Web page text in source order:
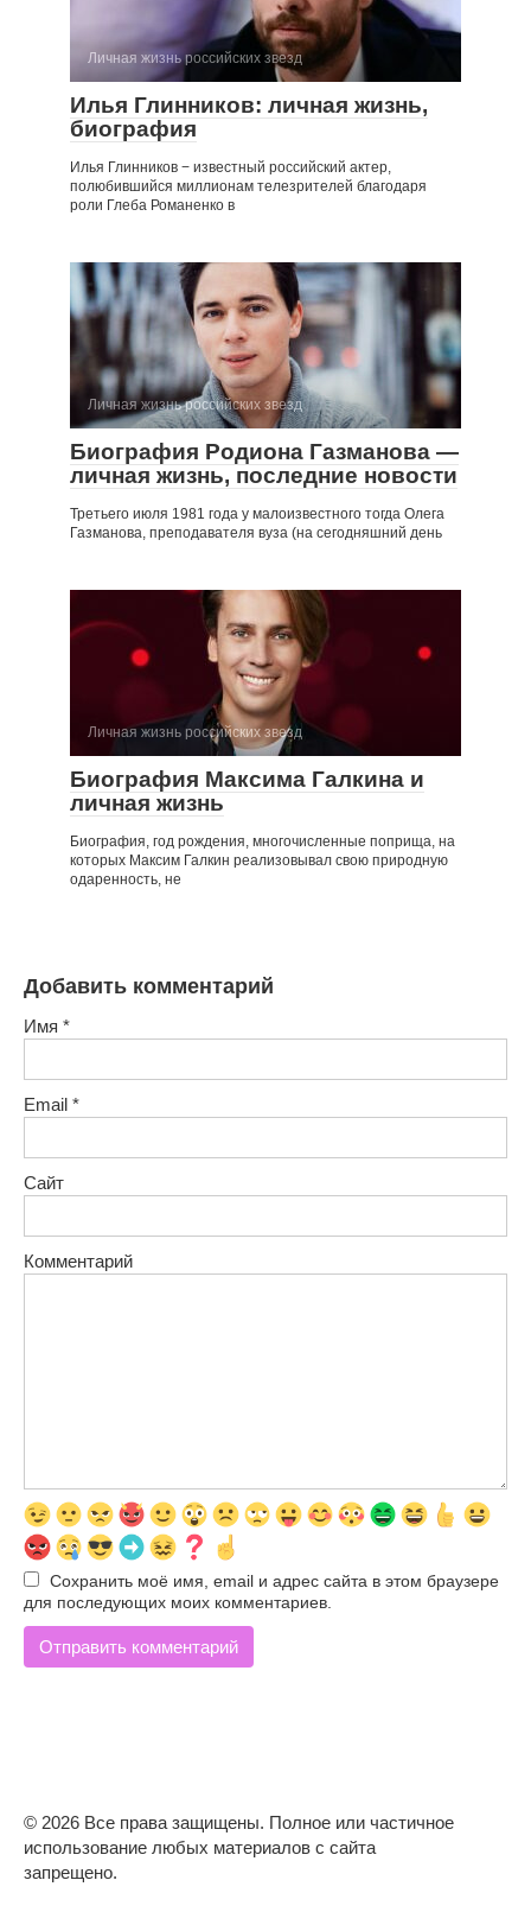
Личная жизнь российских звезд
Илья Глинников: личная жизнь,
биография
Илья Глинников − известный российский актер,
полюбившийся миллионам телезрителей благодаря
роли Глеба Романенко в
Личная жизнь российских звезд
Биография Родиона Газманова —
личная жизнь, последние новости
Третьего июля 1981 года у малоизвестного тогда Олега
Газманова, преподавателя вуза (на сегодняшний день
Личная жизнь российских звезд
Биография Максима Галкина и
личная жизнь
Биография, год рождения, многочисленные поприща, на
которых Максим Галкин реализовывал свою природную
одаренность, не
Добавить комментарий
Имя *
Email *
Сайт
Комментарий
Сохранить моё имя, email и адрес сайта в этом браузере
для последующих моих комментариев.
© 2026 Все права защищены. Полное или частичное
использование любых материалов с сайта
запрещено.